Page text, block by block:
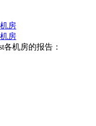
房
房
各机房的报告：